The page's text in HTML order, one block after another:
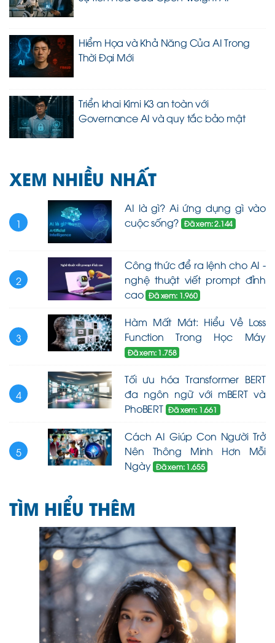
Hiểm Họa và Khả Năng Của AI Trong
Thời Đại Mới
Triển khai Kimi K3 an toàn với
Governance AI và quy tắc bảo mật
XEM NHIỀU NHẤT
1
AI là gì? Ai ứng dụng gì vào
cuộc sống? Đã xem: 2.144
2
Công thức để ra lệnh cho AI -
nghệ thuật viết prompt đỉnh
cao Đã xem: 1.960
3
Hàm Mất Mát: Hiểu Về Loss
Function Trong Học Máy
Đã xem: 1.758
4
Tối ưu hóa Transformer BERT
đa ngôn ngữ với mBERT và
PhoBERT Đã xem: 1.661
5
Cách AI Giúp Con Người Trở
Nên Thông Minh Hơn Mỗi
Ngày Đã xem: 1.655
TÌM HIỂU THÊM